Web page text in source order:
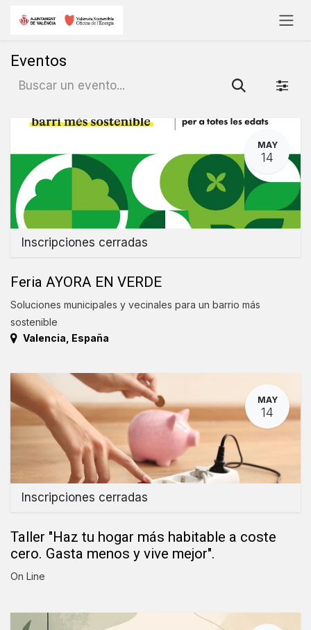
Eventos
MAY
14
Inscripciones cerradas
Feria AYORA EN VERDE
Soluciones municipales y vecinales para un barrio más
sostenible
Valencia España
MAY
14
Inscripciones cerradas
Taller "Haz tu hogar más habitable a coste
cero. Gasta menos y vive mejor".
On Line